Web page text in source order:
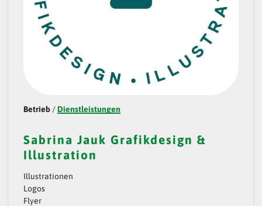
Betrieb / Dienstleistungen
Sabrina Jauk Grafikdesign &
Illustration
Illustrationen
Logos
Flyer